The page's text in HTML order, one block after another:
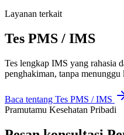
Layanan terkait
Tes PMS / IMS
Tes lengkap IMS yang rahasia
penghakiman, tanpa menunggu
Baca tentang Tes PMS / IMS
Pramutamu Kesehatan Pribadi